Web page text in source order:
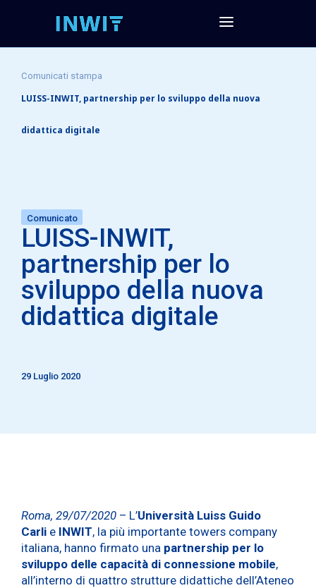
Comunicati stampa
LUISS-INWIT, partnership per lo sviluppo della nuova
didattica digitale
Comunicato
LUISS-INWIT,
partnership per lo
sviluppo della nuova
didattica digitale
29 Luglio 2020
Roma, 29/07/2020 – L’Università Luiss Guido
Carli e INWIT, la più importante towers company
italiana, hanno firmato una partnership per lo
sviluppo delle capacità di connessione mobile,
all’interno di quattro strutture didattiche dell’Ateneo